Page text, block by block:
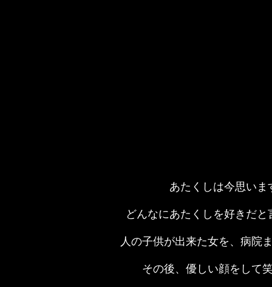
あたくしは今思いま
どんなにあたくしを好きだと
人の子供が出来た女を、病院
その後、優しい顔をして